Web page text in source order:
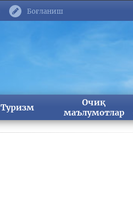
Боғланиш
Туризм
Очиқ
маълумотлар